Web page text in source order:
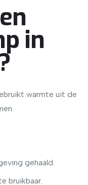
in
warmte uit de
gehaald.
bruikbaar.